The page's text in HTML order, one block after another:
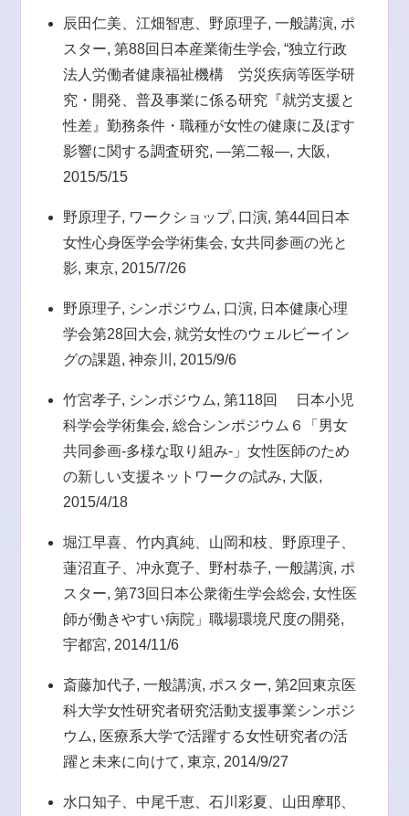
辰田仁美、江畑智恵、野原理子, 一般講演, ポ
スター, 第88回日本産業衛生学会, “独立行政
法人労働者健康福祉機構 労災疾病等医学研
究・開発、普及事業に係る研究『就労支援と
性差』勤務条件・職種が女性の健康に及ぼす
影響に関する調査研究, —第二報—, 大阪,
2015/5/15
野原理子, ワークショップ, 口演, 第44回日本
女性心身医学会学術集会, 女共同参画の光と
影, 東京, 2015/7/26
野原理子, シンポジウム, 口演, 日本健康心理
学会第28回大会, 就労女性のウェルビーイン
グの課題, 神奈川, 2015/9/6
竹宮孝子, シンポジウム, 第118回 日本小児
科学会学術集会, 総合シンポジウム６「男女
共同参画-多様な取り組み-」女性医師のため
の新しい支援ネットワークの試み, 大阪,
2015/4/18
堀江早喜、竹内真純、山岡和枝、野原理子、
蓮沼直子、冲永寛子、野村恭子, 一般講演, ポ
スター, 第73回日本公衆衛生学会総会, 女性医
師が働きやすい病院」職場環境尺度の開発,
宇都宮, 2014/11/6
斎藤加代子, 一般講演, ポスター, 第2回東京医
科大学女性研究者研究活動支援事業シンポジ
ウム, 医療系大学で活躍する女性研究者の活
躍と未来に向けて, 東京, 2014/9/27
水口知子、中尾千恵、石川彩夏、山田摩耶、